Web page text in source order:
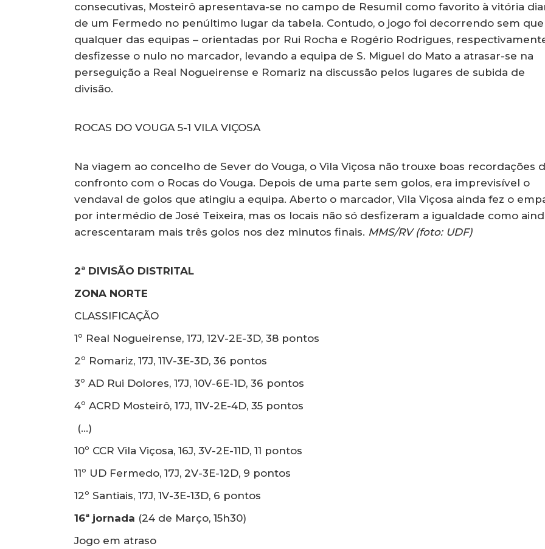
consecutivas, Mosteirô apresentava-se no campo de Resumil como favorito à vitória
de um Fermedo no penúltimo lugar da tabela. Contudo, o jogo foi decorrendo sem que
qualquer das equipas – orientadas por Rui Rocha e Rogério Rodrigues,
desfizesse o nulo no marcador, levando a equipa de S. Miguel do Mato a atrasar-se na
perseguição a Real Nogueirense e Romariz na discussão pelos lugares de subida de
divisão.
ROCAS DO VOUGA 5-1 VILA VIÇOSA
Na viagem ao concelho de Sever do Vouga, o Vila Viçosa não trouxe boas recordações
confronto com o Rocas do Vouga. Depois de uma parte sem golos, era imprevisível o
vendaval de golos que atingiu a equipa. Aberto o marcador, Vila Viçosa ainda fez o
por intermédio de José Teixeira, mas os locais não só desfizeram a igualdade como
acrescentaram mais três golos nos dez minutos finais. MMS/RV (foto: UDF)
2ª DIVISÃO DISTRITAL
ZONA NORTE
CLASSIFICAÇÃO
1º Real Nogueirense, 17J, 12V-2E-3D, 38 pontos
2º Romariz, 17J, 11V-3E-3D, 36 pontos
3º AD Rui Dolores, 17J, 10V-6E-1D, 36 pontos
4º ACRD Mosteirô, 17J, 11V-2E-4D, 35 pontos
(…)
10º CCR Vila Viçosa, 16J, 3V-2E-11D, 11 pontos
11º UD Fermedo, 17J, 2V-3E-12D, 9 pontos
12º Santiais, 17J, 1V-3E-13D, 6 pontos
16ª jornada (24 de Março, 15h30)
Jogo em atraso